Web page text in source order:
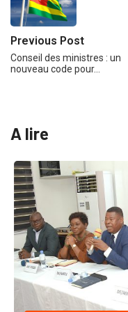
Previous Post
Conseil des ministres : un
nouveau code pour…
A lire